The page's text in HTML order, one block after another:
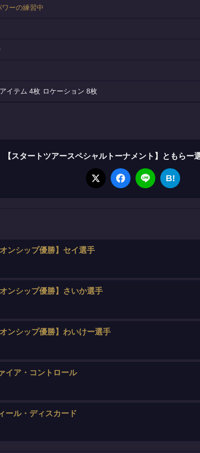
ーの練習中
4枚 8枚
【スタートツアースペシャルトーナメント】ともらー
B!
ンシップ優勝】セイ選手
ンシップ優勝】さいか選手
ンシップ優勝】わいけー選手
イア・コントロール
ール・ディスカード